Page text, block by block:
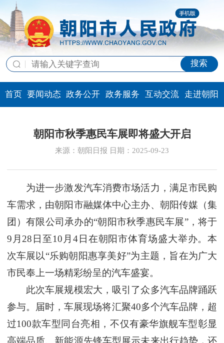
搜索
首页 要闻动态 政务公开 政务服务 互动交流 走进朝阳
朝阳市秋季惠民车展即将盛大开启
来源：朝阳日报 日期：2025-09-23
为进一步激发汽车消费市场活力，满足市民购
车需求，由朝阳市融媒体中心主办、朝阳传媒（集
团）有限公司承办的“朝阳市秋季惠民车展”，将于
9月28日至10月4日在朝阳市体育场盛大举办。本
次车展以“乐购朝阳惠享美好”为主题，旨在为广大
市民奉上一场精彩纷呈的汽车盛宴。
此次车展规模宏大，吸引了众多汽车品牌踊跃
参与。届时，车展现场将汇聚40多个汽车品牌，超
过100款车型同台亮相，不仅有豪华旗舰车型彰显